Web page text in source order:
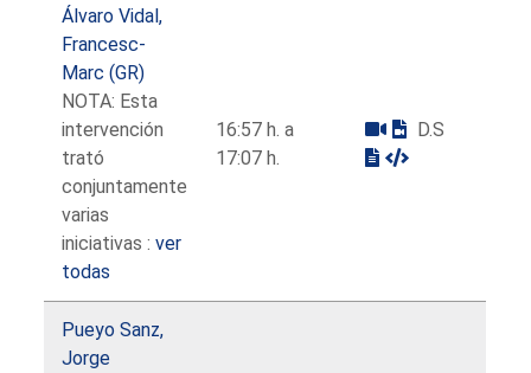
Álvaro Vidal,
Francesc-
Marc (GR)
NOTA: Esta
intervención
trató
conjuntamente
varias
iniciativas :ver
todas
16:57 h. a
17:07 h.
D.S
Pueyo Sanz,
Jorge